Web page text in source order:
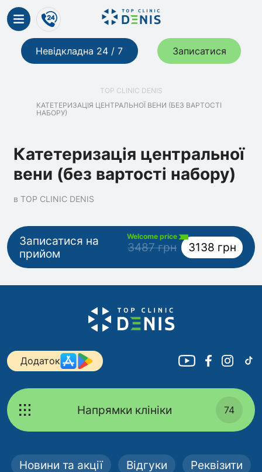
Невідкладна 24 / 7 Записатися
TOP CLINIC DENIS
КАТЕТЕРИЗАЦІЯ ЦЕНТРАЛЬНОЇ ВЕНИ (БЕЗ ВАРТОСТІ
НАБОРУ)
Катетеризація центральної
вени (без вартості набору)
в TOP CLINIC DENIS
Записатися на
прийом
Welcome price
3487 грн 3138 грн
Додаток
Напрямки клініки 74
Новини та акції Відгуки Реквізити